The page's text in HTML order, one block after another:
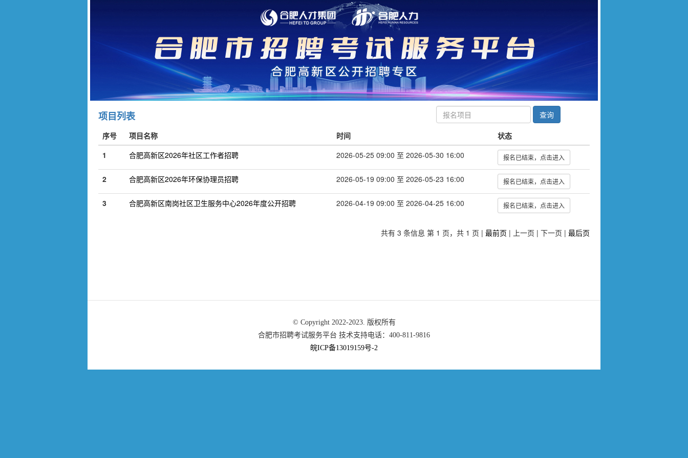
项目列表 查询
序号 项目名称 时间
状态
1
合肥高新区2026年社区工作者招聘 2026-05-25 09:00 至 2026-05-30 16:00 报名已结束，点击进入
2 合肥高新区2026年环保协理员招聘 2026-05-19 09:00 至 2026-05-23 16:00 报名已结束，点击进入
3 合肥高新区南岗社区卫生服务中心2026年度公开招聘 2026-04-19 09:00 至 2026-04-25 16:00 报名已结束，点击进入
共有 3 条信息 第 1 页，共 1 页 | 最前页 | 上一页 | 下一页 | 最后页
© Copyright 2022-2023. 版权所有
合肥市招聘考试服务平台 技术支持电话：400-811-9816
皖ICP备13019159号-2